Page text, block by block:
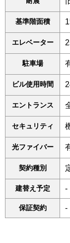
基準階面積
エレベーター
駐車場
ビル使用時間
エントランス
セキュリティ
光ファイバー
契約種別
建替え予定 -
保証契約 -